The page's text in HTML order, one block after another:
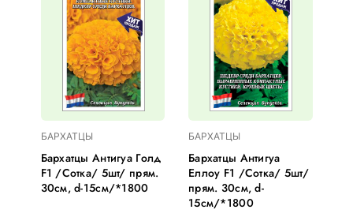
БАРХАТЦЫ
Бархатцы Антигуа Голд
F1 /Сотка/ 5шт/ прям.
30см, d-15см/*1800
БАРХАТЦЫ
Бархатцы Антигуа
Еллоу F1 /Сотка/ 5шт/
прям. 30см, d-
15см/*1800